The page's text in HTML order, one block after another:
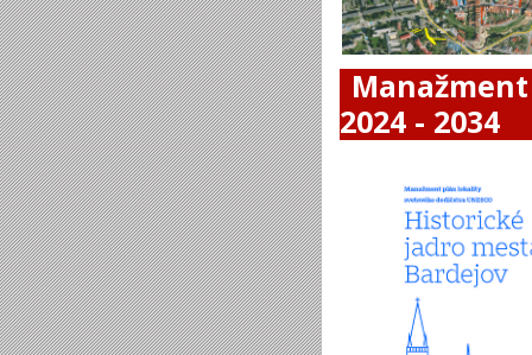
2024 - 2034